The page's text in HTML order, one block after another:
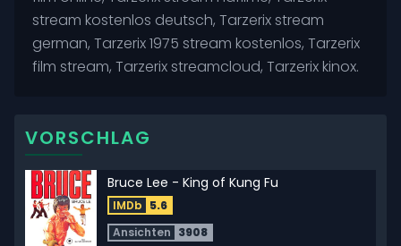
stream kostenlos deutsch, Tarzerix stream
german, Tarzerix 1975 stream kostenlos, Tarzerix
film stream, Tarzerix streamcloud, Tarzerix kinox.
VORSCHLAG
Bruce Lee - King of Kung Fu
IMDb 5.6
Ansichten 3908